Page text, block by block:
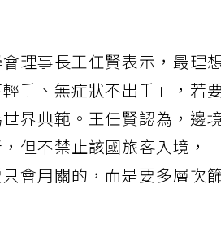
理事長王任賢表示，最理
手、無症狀不出手」，若
界典範。王任賢認為，邊
但不禁止該國旅客入境，
會用關的，而是要多層次